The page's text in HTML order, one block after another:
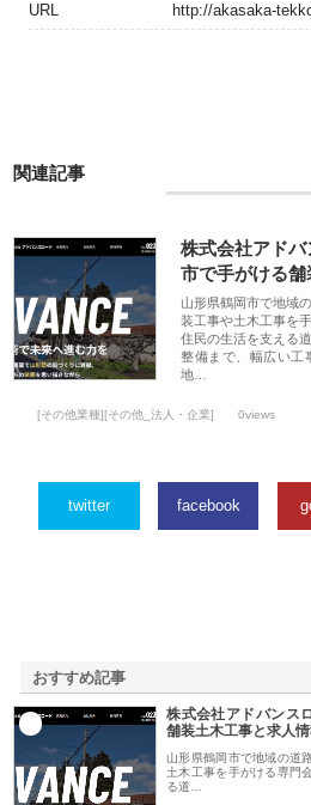
URL http://akasaka-
関連記事
株式会社アド
市で手がける
山形県鶴岡市で地域
装工事や土木工事を
住民の生活を支える
整備まで、幅広い工
地…
[その他業種][その他_法人・企業] 0views
twitter facebook
おすすめ記事
株式会社アドバンス
舗装土木工事と求人
山形県鶴岡市で地域の道
土木工事を手がける専門
る道…